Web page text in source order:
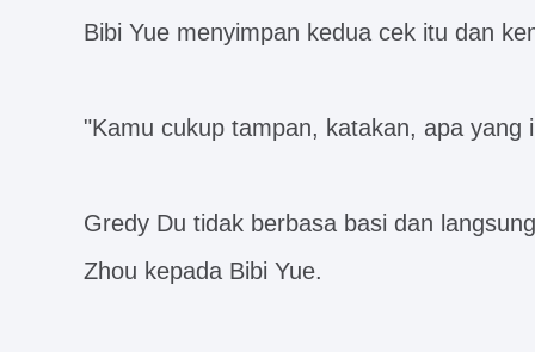
Bibi Yue menyimpan kedua cek itu dan
"Kamu cukup tampan, katakan, apa yang
Gredy Du tidak berbasa basi dan
Zhou kepada Bibi Yue.